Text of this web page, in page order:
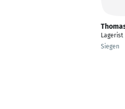
Lagerist
Siegen